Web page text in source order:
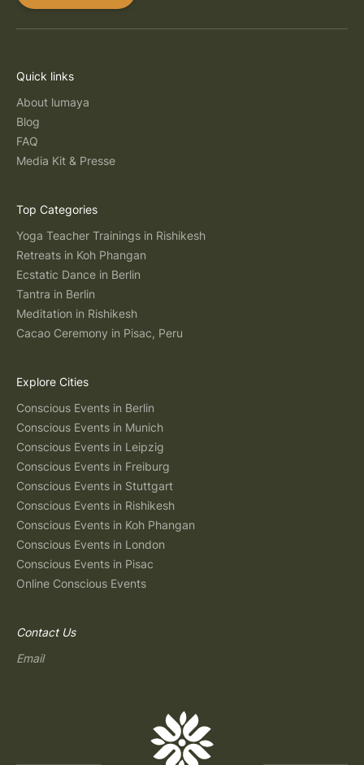
Quick links
About lumaya
Blog
FAQ
Media Kit & Presse
Top Categories
Yoga Teacher Trainings in Rishikesh
Retreats in Koh Phangan
Ecstatic Dance in Berlin
Tantra in Berlin
Meditation in Rishikesh
Cacao Ceremony in Pisac, Peru
Explore Cities
Conscious Events in Berlin
Conscious Events in Munich
Conscious Events in Leipzig
Conscious Events in Freiburg
Conscious Events in Stuttgart
Conscious Events in Rishikesh
Conscious Events in Koh Phangan
Conscious Events in London
Conscious Events in Pisac
Online Conscious Events
Contact Us
Email